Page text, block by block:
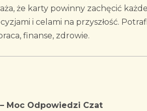
że karty powinny zachęcić
i celami na przyszłość.
finanse, zdrowie.
Moc Odpowiedzi Czat